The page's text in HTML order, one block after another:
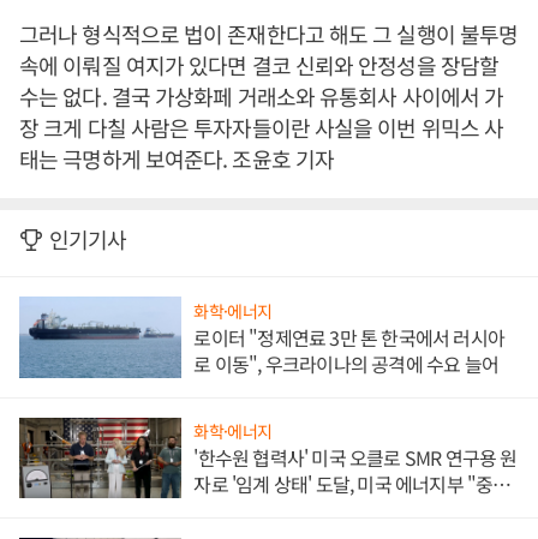
그러나 형식적으로 법이 존재한다고 해도 그 실행이 불투명
속에 이뤄질 여지가 있다면 결코 신뢰와 안정성을 장담할
수는 없다. 결국 가상화페 거래소와 유통회사 사이에서 가
장 크게 다칠 사람은 투자자들이란 사실을 이번 위믹스 사
태는 극명하게 보여준다. 조윤호 기자
인기기사
화학·에너지
로이터 "정제연료 3만 톤 한국에서 러시아
로 이동", 우크라이나의 공격에 수요 늘어
화학·에너지
'한수원 협력사' 미국 오클로 SMR 연구용 원
자로 '임계 상태' 도달, 미국 에너지부 "중요